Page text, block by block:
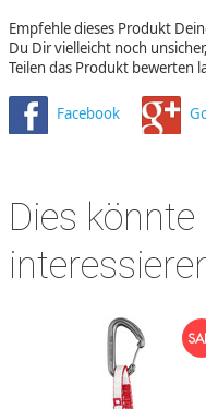
Empfehle dieses Produkt
Du Dir vielleicht noch
Teilen das Produkt bewerten
Facebook
Dies